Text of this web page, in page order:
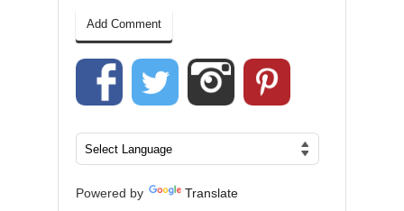
Powered by Translate